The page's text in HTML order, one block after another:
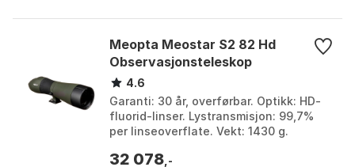
Meopta Meostar S2 82 Hd
Observasjonsteleskop
4.6
Garanti: 30 år, overførbar. Optikk: HD-
fluorid-linser. Lystransmisjon: 99,7%
per linseoverflate. Vekt: 1430 g.
32 078 ,-